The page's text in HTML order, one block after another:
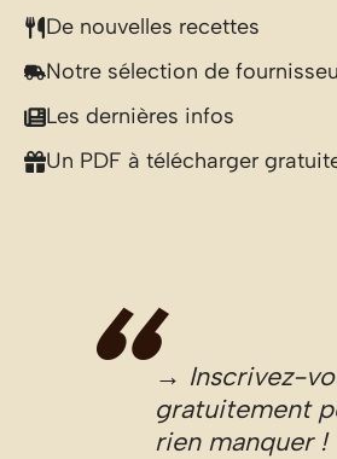
De nouvelles recettes
Notre sélection de
Les dernières infos
Un PDF à télécharger
→ Inscrivez-
gratuitement
rien manquer !